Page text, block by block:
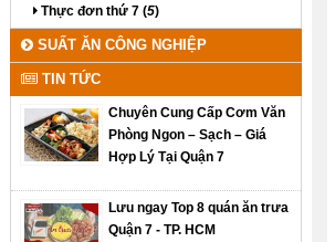
Thực đơn thứ 7 (5)
SUẤT ĂN CÔNG NGHIỆP
TIN TỨC
Chuyên Cung Cấp Cơm Văn
Phòng Ngon – Sạch – Giá
Hợp Lý Tại Quận 7
Lưu ngay Top 8 quán ăn trưa
Quận 7 - TP. HCM